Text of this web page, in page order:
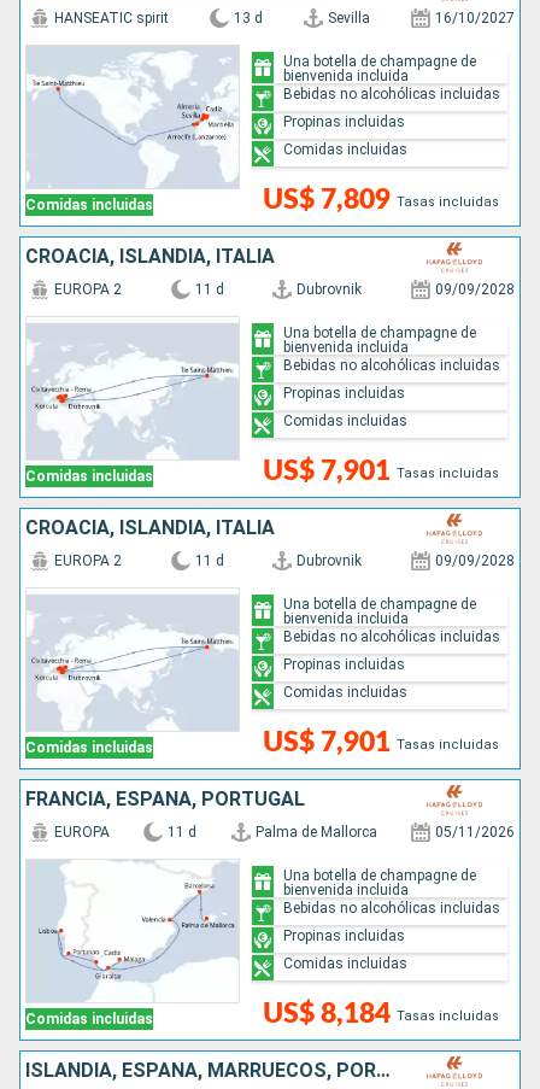
Comidas incluidas
HANSEATIC spirit 13 d Sevilla 16/10/2027
US$ 7,809 Tasas incluidas
Una botella de champagne de
bienvenida incluida
Bebidas no alcohólicas incluidas
Propinas incluidas
Comidas incluidas
CROACIA, ISLANDIA, ITALIA
Comidas incluidas
EUROPA 2 11 d Dubrovnik 09/09/2028
US$ 7,901 Tasas incluidas
Una botella de champagne de
bienvenida incluida
Bebidas no alcohólicas incluidas
Propinas incluidas
Comidas incluidas
CROACIA, ISLANDIA, ITALIA
Comidas incluidas
EUROPA 2 11 d Dubrovnik 09/09/2028
US$ 7,901 Tasas incluidas
Una botella de champagne de
bienvenida incluida
Bebidas no alcohólicas incluidas
Propinas incluidas
Comidas incluidas
FRANCIA, ESPAÑA, PORTUGAL
Comidas incluidas
EUROPA 11 d Palma de Mallorca 05/11/2026
US$ 8,184 Tasas incluidas
Una botella de champagne de
bienvenida incluida
Bebidas no alcohólicas incluidas
Propinas incluidas
Comidas incluidas
ISLANDIA, ESPAÑA, MARRUECOS, PORTUGAL